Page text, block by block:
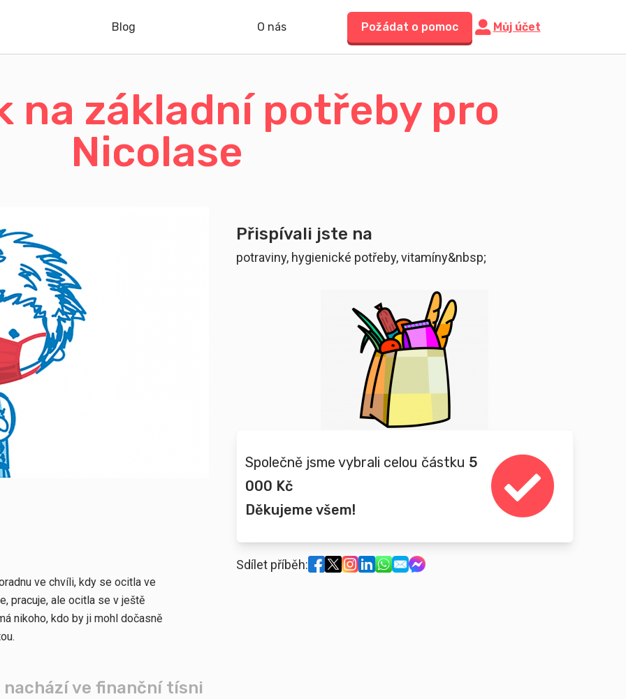
Blog O nás Požádat o pomoc Můj účet
na základní potřeby pro
Nicolase
ve chvíli, kdy se ocitla ve
pracuje, ale ocitla se v ještě
nikoho, kdo by ji mohl dočasně
Přispívali jste na
potraviny, hygienické potřeby, vitamíny&nbsp;
Společně jsme vybrali celou částku 5
000 Kč
Děkujeme všem!
Sdílet příběh:
ve finanční tísni